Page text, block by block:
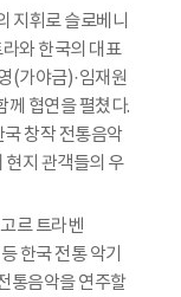
지휘로 슬로베니
와 한국의 대표
(가야금)·임재원
께 협연을 펼쳤다.
국 창작 전통음악
현지 관객들의 우
르 트라벤
한국 전통 악기
통음악을 연주할